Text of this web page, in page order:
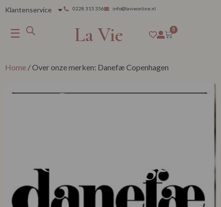
Klantenservice 0228 315 356 info@lavieonline.nl
☰ La Vie 0
Home / Over onze merken: Danefæ Copenhagen
Over onze
Copenhagen